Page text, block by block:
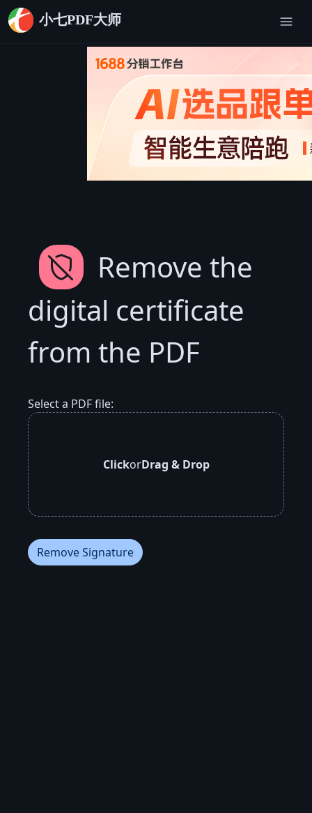
小七PDF大师 menu
remove_moderator
Remove the
digital certificate
from the PDF
Select a PDF file:
ClickorDrag & Drop
Remove Signature